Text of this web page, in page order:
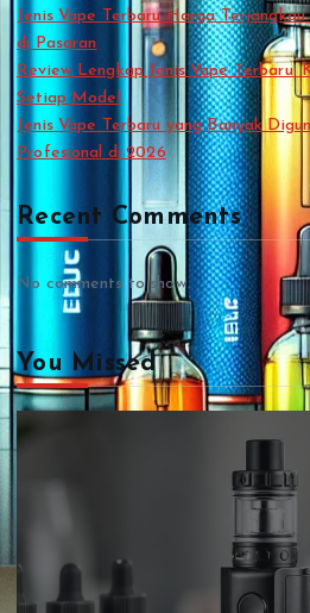
Jenis Vape Terbaru Harga
di Pasaran
Review Lengkap Jenis Vape Terbaru:
Setiap Model
Jenis Vape Terbaru yang Banyak
Profesional di 2026
Recent Comments
No comments to show.
You Missed